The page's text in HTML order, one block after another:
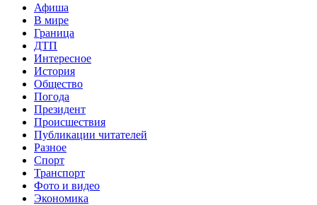
Афиша
В мире
Граница
ДТП
Интересное
История
Общество
Погода
Президент
Происшествия
Публикации читателей
Разное
Спорт
Транспорт
Фото и видео
Экономика